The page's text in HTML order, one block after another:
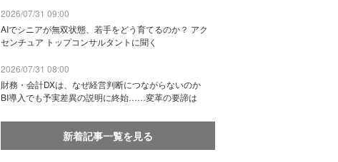
2026/07/31 09:00
AIでシニアが無双状態、若手をどう育てるのか？ アク
センチュア トップコンサルタントに聞く
2026/07/31 08:00
財務・会計DXは、なぜ経営判断につながらないのか
BI導入でも予実差異の説明に終始……変革の要諦は
新着記事一覧を見る